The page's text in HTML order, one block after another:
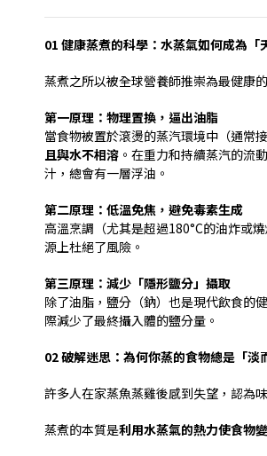
01 健康蒸煮的科學：水蒸氣如何成為「
蒸煮之所以被全球營養師推崇為最健康
第一原理：物理置換，逼出油脂
當食物被置於滾燙的蒸汽環境中（通常
且與水不相溶 。在重力和持續蒸汽的流
汁，總會有一層浮油。
第二原理：低溫免焦，避免毒素生成
高溫烹調（尤其是超過180°C的油炸或
源上杜絕了風險。
第三原理：減少「隱形鹽分」攝取
除了油脂，鹽分（鈉）也是現代飲食的
際減少了最終攝入體的鹽分量。
02破解迷思：為何你蒸的食物總是「淡
許多人在家蒸魚蒸雞後感到失望，認為
蒸煮的本質是利用水蒸氣的熱力使食物